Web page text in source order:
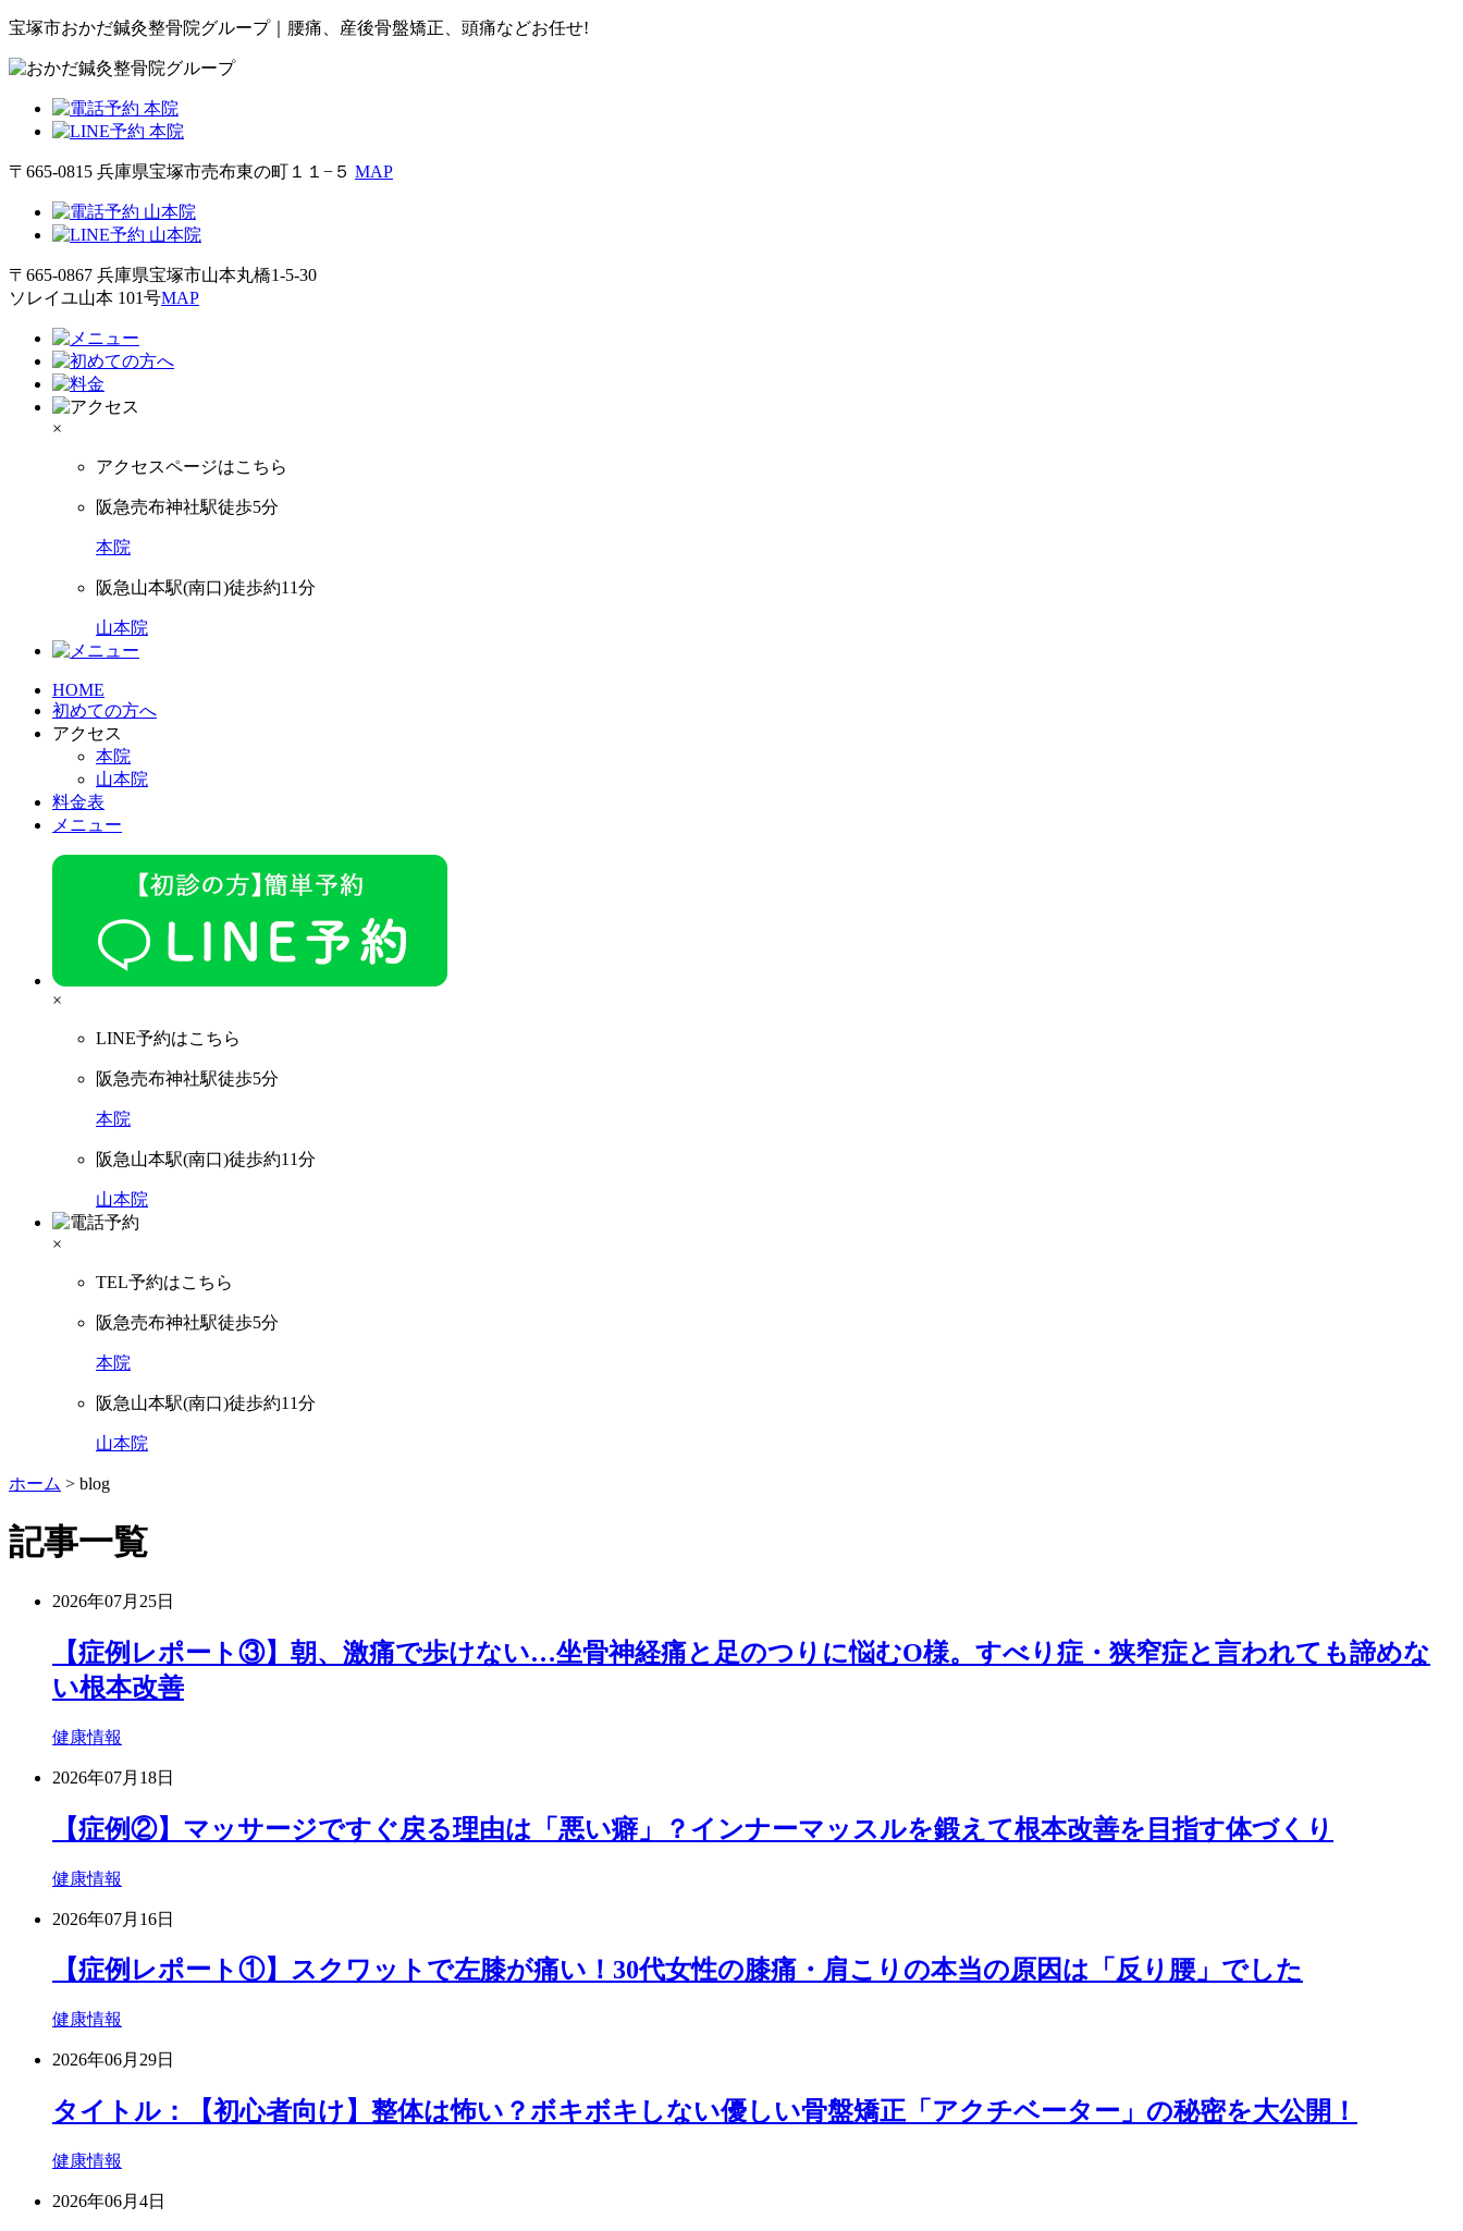
宝塚市おかだ鍼灸整骨院グループ｜腰痛、産後骨盤矯正、頭痛などお任せ!
〒665-0815 兵庫県宝塚市売布東の町１１−５ MAP
〒665-0867 兵庫県宝塚市山本丸橋1-5-30
ソレイユ山本 101号MAP
×
アクセスページはこちら
阪急売布神社駅徒歩5分
本院
阪急山本駅(南口)徒歩約11分
山本院
HOME
初めての方へ
アクセス
本院
山本院
料金表
メニュー
×
LINE予約はこちら
阪急売布神社駅徒歩5分
本院
阪急山本駅(南口)徒歩約11分
山本院
×
TEL予約はこちら
阪急売布神社駅徒歩5分
本院
阪急山本駅(南口)徒歩約11分
山本院
ホーム > blog
記事一覧
2026年07月25日
【症例レポート③】朝、激痛で歩けない…坐骨神経痛と足のつりに悩むO様。すべり症・狭窄症と言われても諦めな
い根本改善
健康情報
2026年07月18日
【症例②】マッサージですぐ戻る理由は「悪い癖」？インナーマッスルを鍛えて根本改善を目指す体づくり
健康情報
2026年07月16日
【症例レポート①】スクワットで左膝が痛い！30代女性の膝痛・肩こりの本当の原因は「反り腰」でした
健康情報
2026年06月29日
タイトル：【初心者向け】整体は怖い？ボキボキしない優しい骨盤矯正「アクチベーター」の秘密を大公開！
健康情報
2026年06月4日